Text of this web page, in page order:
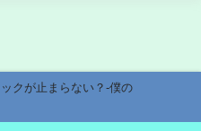
クが止まらない？-僕の